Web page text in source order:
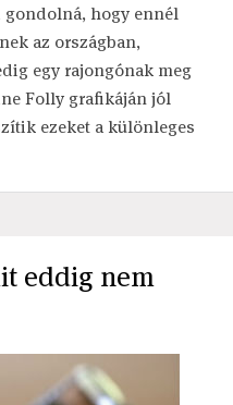
hogy ennél
az országban,
egy rajongónak meg
Folly grafikáján jól
ezeket a különleges
eddig nem